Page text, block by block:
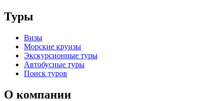
Туры
Визы
Морские круизы
Экскурсионные туры
Автобусные туры
Поиск туров
О компании